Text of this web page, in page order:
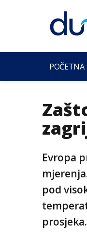
POČETNA
Evropa
pod
prosjeka.